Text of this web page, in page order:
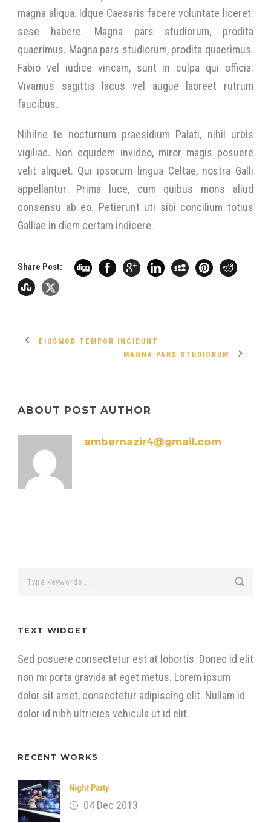
magna aliqua. Idque Caesaris facere voluntate liceret:
sese habere. Magna pars studiorum, prodita
quaerimus. Magna pars studiorum, prodita quaerimus.
Fabio vel iudice vincam, sunt in culpa qui officia.
Vivamus sagittis lacus vel augue laoreet rutrum
faucibus.
Nihilne te nocturnum praesidium Palati, nihil urbis
vigiliae. Non equidem invideo, miror magis posuere
velit aliquet. Qui ipsorum lingua Celtae, nostra Galli
appellantur. Prima luce, cum quibus mons aliud
consensu ab eo. Petierunt uti sibi concilium totius
Galliae in diem certam indicere.
Share Post:
EIUSMOD TEMPOR INCIDUNT
MAGNA PARS STUDIORUM
ABOUT POST AUTHOR
ambernazir4@gmail.com
TEXT WIDGET
Sed posuere consectetur est at lobortis. Donec id elit
non mi porta gravida at eget metus. Lorem ipsum
dolor sit amet, consectetur adipiscing elit. Nullam id
dolor id nibh ultricies vehicula ut id elit.
RECENT WORKS
Night Party
04 Dec 2013